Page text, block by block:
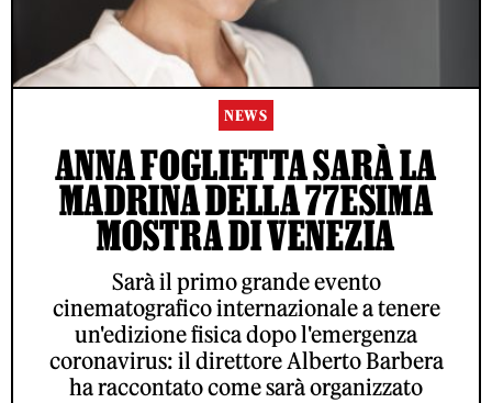
NEWS
ANNA FOGLIETTA SARÀ LA
MADRINA DELLA 77ESIMA
MOSTRA DI VENEZIA
Sarà il primo grande evento
cinematografico internazionale a tenere
un'edizione fisica dopo l'emergenza
coronavirus: il direttore Alberto Barbera
ha raccontato come sarà organizzato